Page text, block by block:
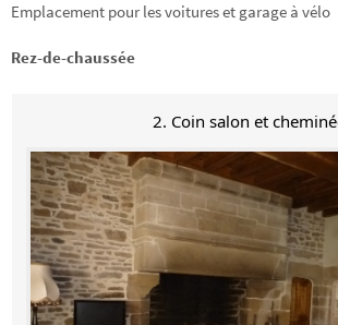
Emplacement pour les voitures et garage à vélo
Rez-de-chaussée
2. Coin salon et